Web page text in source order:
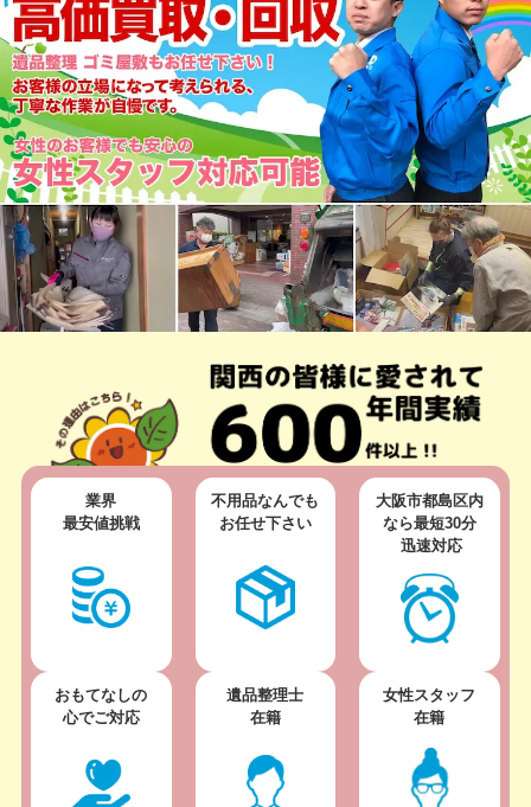
業界
最安値挑戦
不用品なんでも
お任せ下さい
大阪市都島区内
なら最短30分
迅速対応
おもてなしの
心でご対応
遺品整理士
在籍
女性スタッフ
在籍